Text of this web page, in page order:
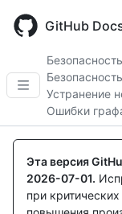
main
GitHub
Устранение
Ошибки
Эта версия
2026-07-01.
при